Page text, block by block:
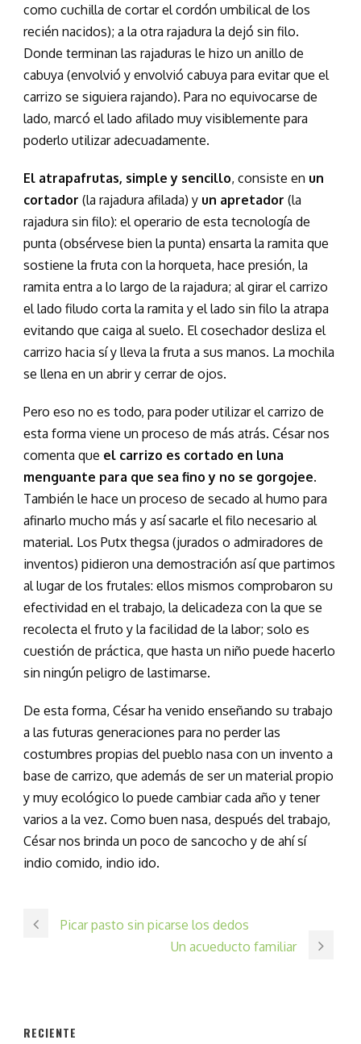
como cuchilla de cortar el cordón umbilical de los
recién nacidos); a la otra rajadura la dejó sin filo.
Donde terminan las rajaduras le hizo un anillo de
cabuya (envolvió y envolvió cabuya para evitar que el
carrizo se siguiera rajando). Para no equivocarse de
lado, marcó el lado afilado muy visiblemente para
poderlo utilizar adecuadamente.
El atrapafrutas, simple y sencillo, consiste en un
cortador (la rajadura afilada) y un apretador (la
rajadura sin filo): el operario de esta tecnología de
punta (obsérvese bien la punta) ensarta la ramita que
sostiene la fruta con la horqueta, hace presión, la
ramita entra a lo largo de la rajadura; al girar el carrizo
el lado filudo corta la ramita y el lado sin filo la atrapa
evitando que caiga al suelo. El cosechador desliza el
carrizo hacia sí y lleva la fruta a sus manos. La mochila
se llena en un abrir y cerrar de ojos.
Pero eso no es todo, para poder utilizar el carrizo de
esta forma viene un proceso de más atrás. César nos
comenta que el carrizo es cortado en luna
menguante para que sea fino y no se gorgojee.
También le hace un proceso de secado al humo para
afinarlo mucho más y así sacarle el filo necesario al
material. Los Putx thegsa (jurados o admiradores de
inventos) pidieron una demostración así que partimos
al lugar de los frutales: ellos mismos comprobaron su
efectividad en el trabajo, la delicadeza con la que se
recolecta el fruto y la facilidad de la labor; solo es
cuestión de práctica, que hasta un niño puede hacerlo
sin ningún peligro de lastimarse.
De esta forma, César ha venido enseñando su trabajo
a las futuras generaciones para no perder las
costumbres propias del pueblo nasa con un invento a
base de carrizo, que además de ser un material propio
y muy ecológico lo puede cambiar cada año y tener
varios a la vez. Como buen nasa, después del trabajo,
César nos brinda un poco de sancocho y de ahí sí
indio comido, indio ido.
Picar pasto sin picarse los dedos
Un acueducto familiar
RECIENTE